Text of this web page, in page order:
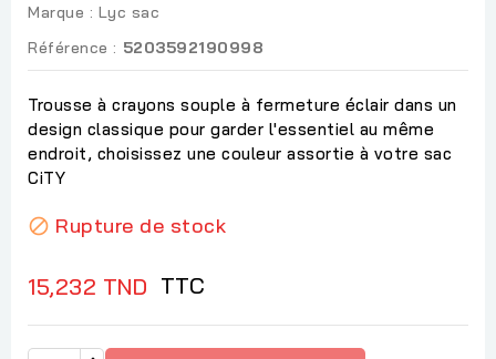
Marque : Lyc sac
Référence : 5203592190998
Trousse à crayons souple à fermeture éclair dans un
design classique pour garder l'essentiel au même
endroit, choisissez une couleur assortie à votre sac
CiTY
 Rupture de stock
15,232 TND TTC